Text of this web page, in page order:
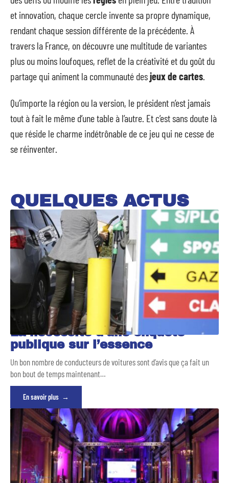
et innovation, chaque cercle invente sa propre dynamique,
rendant chaque session différente de la précédente. À
travers la France, on découvre une multitude de variantes
plus ou moins loufoques, reflet de la créativité et du goût du
partage qui animent la communauté desjeux de cartes
Qu’importe la région ou la version, le président n’est jamais
tout à fait le même d’une table à l’autre. Et c’est sans doute là
que réside le charme indétrônable de ce jeu qui ne cesse de
se réinventer.
QUELQUES ACTUS
La nécessité d’une enquête
publique sur l’essence
Un bon nombre de conducteurs de voitures sont d’avis que ça fait un
bon bout de temps maintenant…
En savoir plus